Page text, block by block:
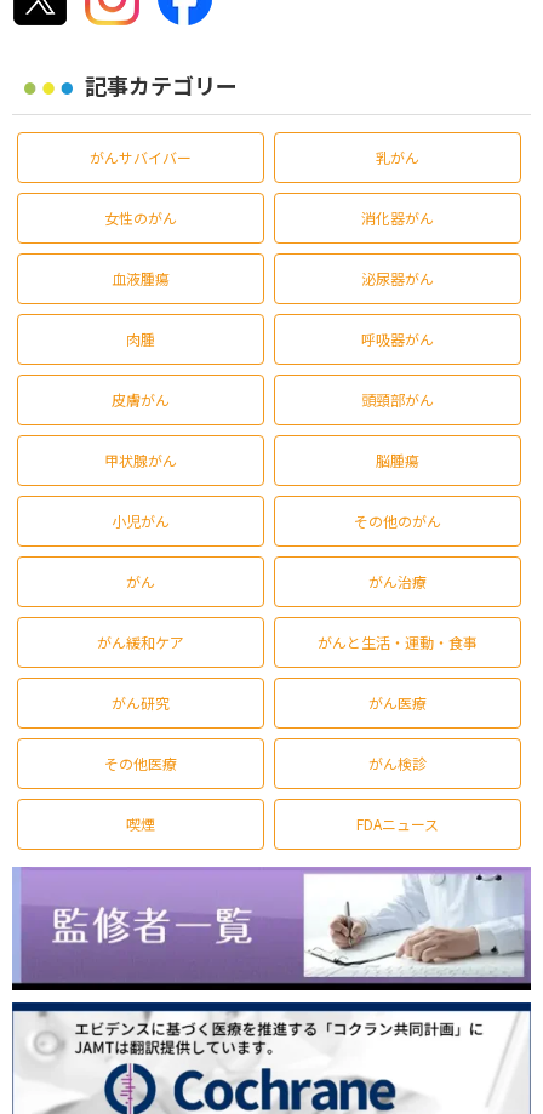
記事カテゴリー
がんサバイバー 乳がん
女性のがん 消化器がん
血液腫瘍 泌尿器がん
肉腫 呼吸器がん
皮膚がん 頭頸部がん
甲状腺がん 脳腫瘍
小児がん その他のがん
がん がん治療
がん緩和ケア がんと生活・運動・食事
がん研究 がん医療
その他医療 がん検診
喫煙 FDAニュース